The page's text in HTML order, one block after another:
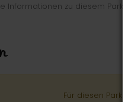
Informationen zu diesem Park
Für diesen